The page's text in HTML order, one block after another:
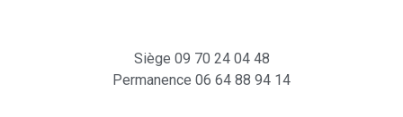
Siège 09 70 24 04 48
Permanence 06 64 88 94 14